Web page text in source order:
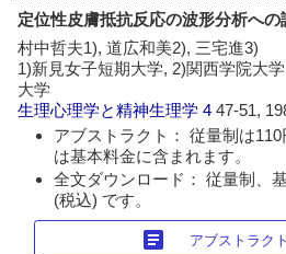
定位性皮膚抵抗反応の波形分析への
村中哲夫1), 道広和美2), 三宅進3)
1)新見女子短期大学, 2)関西学院大
大学
生理心理学と精神生理学 447-51,
アブストラクト： 従量制は
は基本料金に含まれます。
全文ダウンロード： 従量制、
(税込) です。
article アブストラク